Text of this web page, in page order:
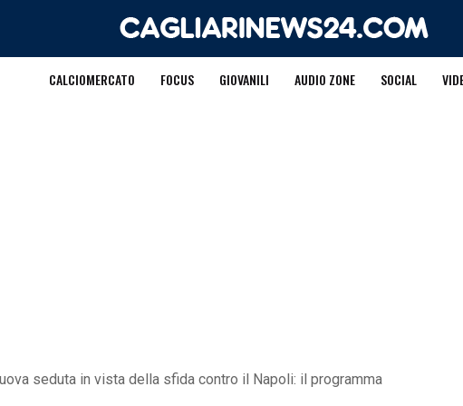
CALCIOMERCATO FOCUS GIOVANILI AUDIO ZONE SOCIAL
seduta in vista della sfida contro il Napoli: il programma